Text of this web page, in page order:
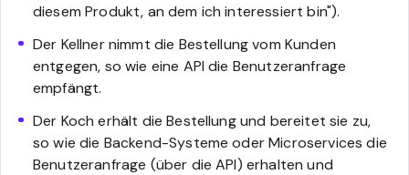
diesem Produkt, an dem ich interessiert bin").
Der Kellner nimmt die Bestellung vom Kunden
entgegen, so wie eine API die Benutzeranfrage
empfängt.
Der Koch erhält die Bestellung und bereitet sie zu,
so wie die Backend-Systeme oder Microservices die
Benutzeranfrage (über die API) erhalten und